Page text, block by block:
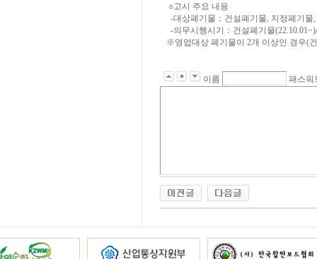
○고시 주요 내용
-대상폐기물：건설폐기물, 지정폐기
-의무시행시기：건설폐기물
※영업대상 폐기물이 2개 이상인 경우(
이름 패스